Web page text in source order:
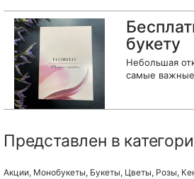
букету
Небольшая
самые важные
Представлен в
Акции, Монобукеты, Букеты, Цветы, Розы,